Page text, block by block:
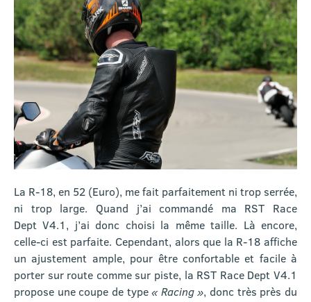
La R-18, en 52 (Euro), me fait parfaitement ni trop serrée,
ni trop large. Quand j’ai commandé ma RST Race
Dept V4.1, j’ai donc choisi la même taille. Là encore,
celle-ci est parfaite. Cependant, alors que la R-18 affiche
un ajustement ample, pour être confortable et facile à
porter sur route comme sur piste, la RST Race Dept V4.1
propose une coupe de type« Racing », donc très près du